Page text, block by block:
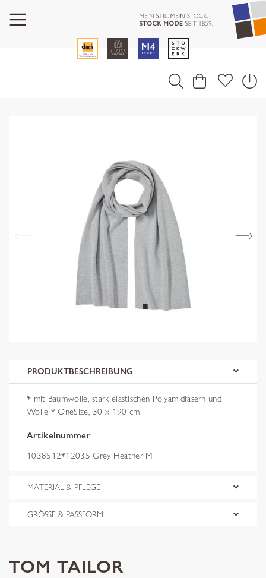
PRODUKTBESCHREIBUNG
* mit Baumwolle, stark elastischen Polyamidfasern und
Wolle * OneSize, 30 x 190 cm
Artikelnummer
1038512*12035 Grey Heather M
MATERIAL & PFLEGE
GRÖSSE & PASSFORM
TOM TAILOR